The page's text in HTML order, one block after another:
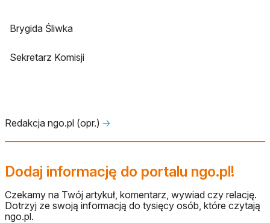
Brygida Śliwka
Sekretarz Komisji
Redakcja ngo.pl (opr.) 🡢
Dodaj informację do portalu ngo.pl!
Czekamy na Twój artykuł, komentarz, wywiad czy relację.
Dotrzyj ze swoją informacją do tysięcy osób, które czytają
ngo.pl.